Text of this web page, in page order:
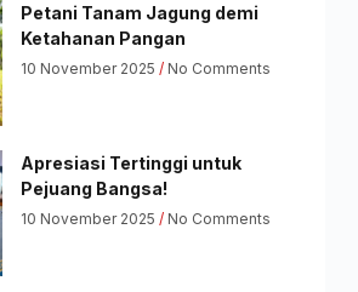
Petani Tanam Jagung demi
Ketahanan Pangan
10 November 2025 No Comments
Apresiasi Tertinggi untuk
Pejuang Bangsa!
10 November 2025 No Comments